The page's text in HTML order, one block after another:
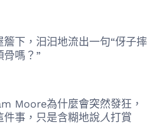
簷下，汩汩地流出一句“伢子摔
骨嗎？”
Moore為什麼會突然發狂，
件事，只是含糊地說人打賞